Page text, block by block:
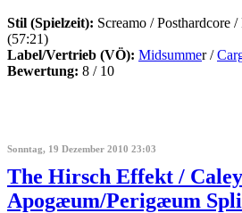
Stil (Spielzeit): Screamo / Posthardcore
(57:21)
Label/Vertrieb (VÖ): Midsummer /
Bewertung: 8 / 10
Sonntag, 19 Dezember 2010 23:03
The Hirsch Effekt /
Apogæum/Perigæum